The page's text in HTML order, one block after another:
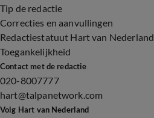
Tip de redactie
Correcties en aanvullingen
Redactiestatuut Hart van Nederland
Toegankelijkheid
Contact met de redactie
020-8007777
hart@talpanetwork.com
Volg Hart van Nederland